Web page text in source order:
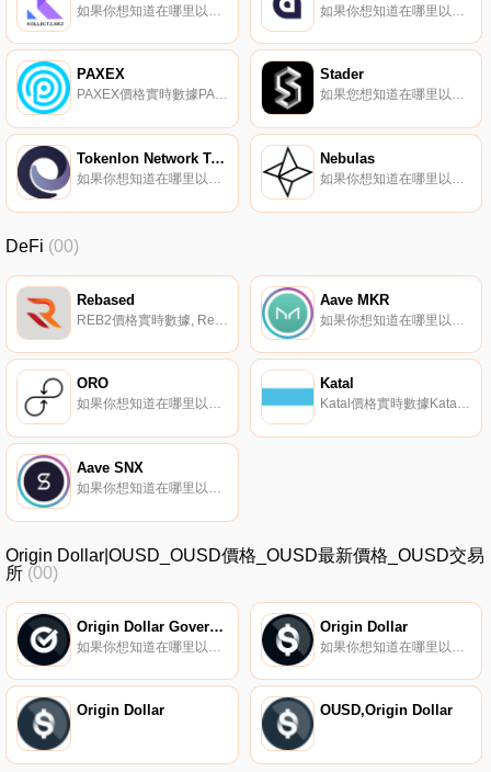
PAXEX
PAXEX價格實時數據PAXEX（｛PAXEXnname｝）是一種加密貨幣。用戶可以通過挖掘過程生成PAXEX。PAXEX目前的供應量為25817955.259887,流通量為17571744.858728.
Stader
如果您想知道在哪里以當前價格購買Stader,目前交易｛SDnname｝股票的頂級加密貨幣交易所是OKX、BySDt、Bitget、BingX和Gate.io。您可以在我們的加密貨幣交易所頁面上找到其他交易所.
Tokenlon Network Token
如果你想知道在哪里以當前價格購買Tokenlon Network Token,目前交易{Tokenlon Network Token]股票的頂級加密貨幣交易所是OKX、CoinW、Hotcoin Global、DigiFinex和BingX。您可以在我們的加密貨幣交易所頁面上找到其他列表.
Nebulas
如果你想知道在哪里以當前價格購買Nebulas,目前交易{Nebulas]股票的頂級加密貨幣交易所是OKX、Gate.io、MEXC和BitUBU。您可以在我們的加密貨幣交易所頁面上找到其他列表。Nebulas將自己描述為一個自治的元網,專注于鏈數據、交互和協作.
DeFi (00)
Rebased Aave MKR
ORO
如果你想知道在哪里以當前價格購買ORO,目前交易{ORO]股票的頂級加密貨幣交易所是Bitbns。您可以在我們的加密貨幣交易所頁面上找到其他列表。Oropocket是100%資產支持的銀行業務,沒有傳統銀行帶來的陰險、隱藏的費用和耗時的乏味。投資多種資產類別,增加財富,享受100%的流動性.
Katal
Katal價格實時數據Katal旨在成為Web3生態系統中創建、組合和結算金融合同的主要區塊鏈.
Aave SNX
如果你想知道在哪里以當前價格購買Aave SNX,目前交易{Aave SNX]股票的頂級加密貨幣交易所是Aave。您可以在我們的加密貨幣交易所頁面上找到其他列表。Aave SNX（ASNX）是一種加密貨幣。Aave SNX的電流供應量為696519,其中0處于循環中.
Origin Dollar|OUSD_OUSD價格_OUSD最新價格_OUSD交易
所 (00)
Origin Dollar Governance Origin Dollar
Origin Dollar OUSD,Origin Dollar